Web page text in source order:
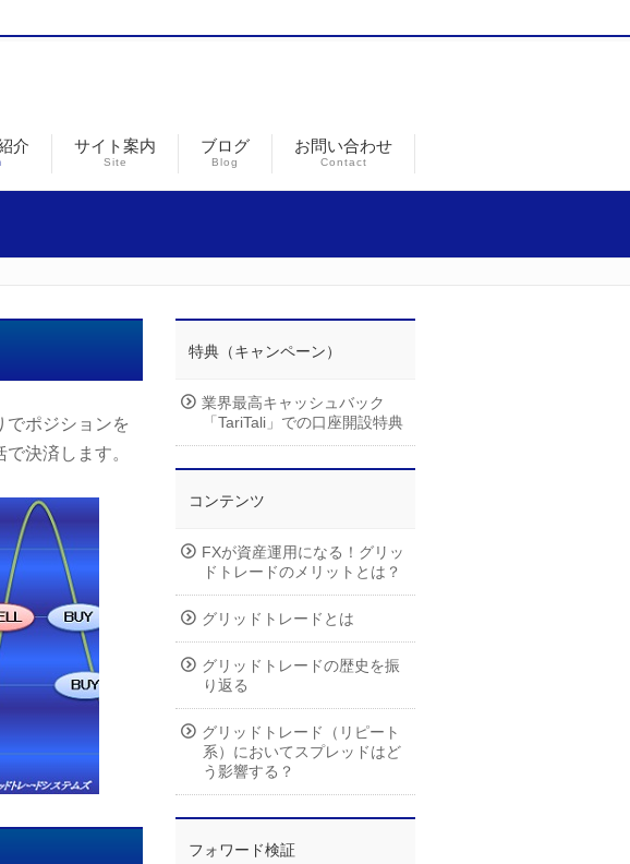
介 サイト案内
Site
ブログ
Blog
お問い合わせ
Contact
でポジションを
決済します。
特典（キャンペーン）
業界最高キャッシュバック
「TariTali」での口座開設特典
コンテンツ
FXが資産運用になる！グリッ
ドトレードのメリットとは？
グリッドトレードとは
グリッドトレードの歴史を振
り返る
グリッドトレード（リピート
系）においてスプレッドはど
う影響する？
フォワード検証